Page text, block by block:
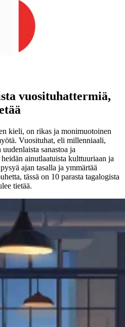
vuosituhattermiä,
kieli, on rikas ja monimuotoinen
Vuosituhat, eli millenniaali,
sanastoa ja
ainutlaatuista kulttuuriaan ja
ajan tasalla ja ymmärtää
tässä on 10 parasta tagalogista
tietää.